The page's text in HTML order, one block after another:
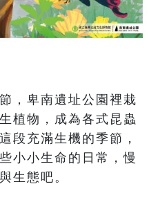
，卑南遺址公園裡栽
植物，成為各式昆蟲
段充滿生機的季節，
小小生命的日常，慢
生態吧。